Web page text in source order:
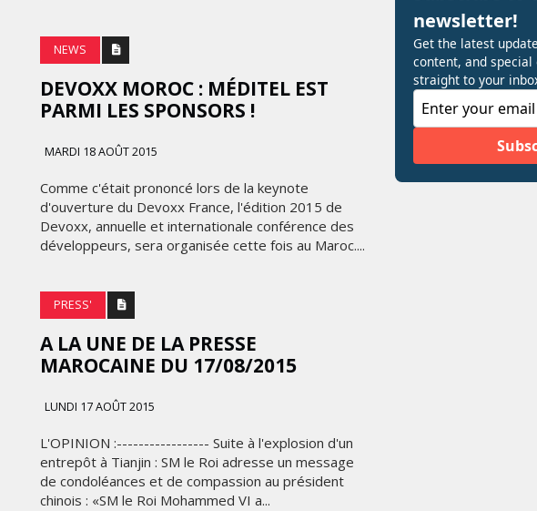
NEWS
DEVOXX MOROC : MÉDITEL EST
PARMI LES SPONSORS !
MARDI 18 AOÛT 2015
Comme c'était prononcé lors de la keynote
d'ouverture du Devoxx France, l'édition 2015 de
Devoxx, annuelle et internationale conférence des
développeurs, sera organisée cette fois au Maroc....
PRESS'
A LA UNE‬ DE LA PRESSE‬
‪MAROCAINE‬ DU 17/08/2015
LUNDI 17 AOÛT 2015
L'OPINION :----------------- Suite à l'explosion d'un
entrepôt à Tianjin : SM le Roi adresse un message
de condoléances et de compassion au président
chinois : «SM le Roi Mohammed VI a...